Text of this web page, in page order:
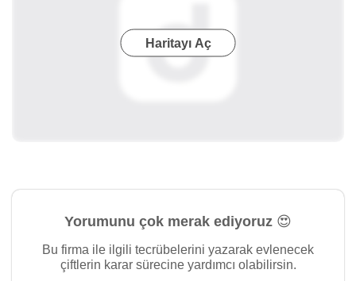
Haritayı Aç
Yorumunu çok merak ediyoruz 😍
Bu firma ile ilgili tecrübelerini yazarak evlenecek
çiftlerin karar sürecine yardımcı olabilirsin.